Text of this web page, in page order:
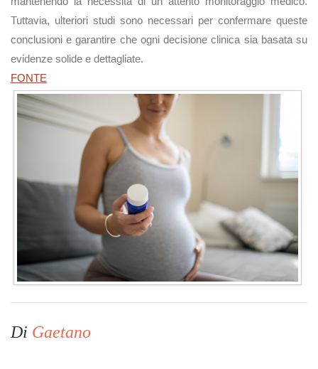
Tuttavia, ulteriori studi sono necessari per confermare queste
conclusioni e garantire che ogni decisione clinica sia basata su
evidenze solide e dettagliate.
FONTE
Di Gaetano